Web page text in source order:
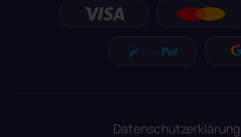
Datenschutzerklärung